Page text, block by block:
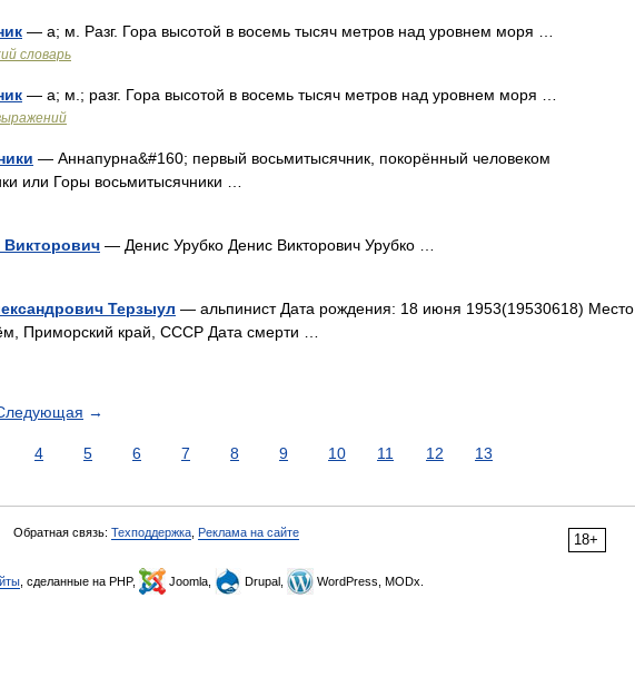
— а; м. Разг. Гора высотой в восемь тысяч метров над уровнем моря …
словарь
— а; м.; разг. Гора высотой в восемь тысяч метров над уровнем моря …
— Аннапурна&#160; первый восьмитысячник, покорённый человеком
или Горы восьмитысячники …
Викторович — Денис Урубко Денис Викторович Урубко …
Терзыул — альпинист Дата рождения: 18 июня 1953(19530618) Место
Приморский край, СССР Дата смерти …
→
4 5 6 7 8 9 10 11 12 13
18+
Обратная связь: Техподдержка Реклама на сайте
, сделанные на PHP, Joomla, Drupal, WordPress, MODx.